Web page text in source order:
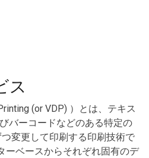
ス
(or VDP) ）とは、テキス
バーコードなどのある特定の
変更して印刷する印刷技術で
ーベースからそれぞれ固有のデ